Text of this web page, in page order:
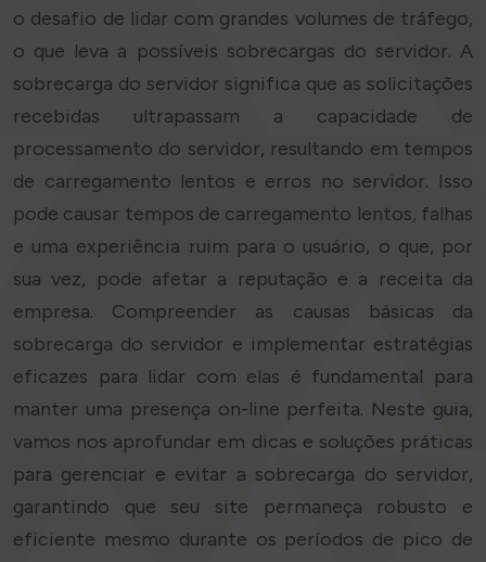
o desafio de lidar com grandes volumes de tráfego,
o que leva a possíveis sobrecargas do servidor. A
sobrecarga do servidor significa que as solicitações
recebidas ultrapassam a capacidade de
processamento do servidor, resultando em tempos
de carregamento lentos e erros no servidor. Isso
pode causar tempos de carregamento lentos, falhas
e uma experiência ruim para o usuário, o que, por
sua vez, pode afetar a reputação e a receita da
empresa. Compreender as causas básicas da
sobrecarga do servidor e implementar estratégias
eficazes para lidar com elas é fundamental para
manter uma presença on-line perfeita. Neste guia,
vamos nos aprofundar em dicas e soluções práticas
para gerenciar e evitar a sobrecarga do servidor,
garantindo que seu site permaneça robusto e
eficiente mesmo durante os períodos de pico de